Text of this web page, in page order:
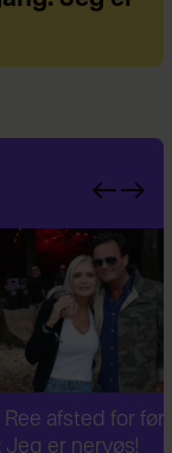
Ree afsted for
Jeg er nervøs!